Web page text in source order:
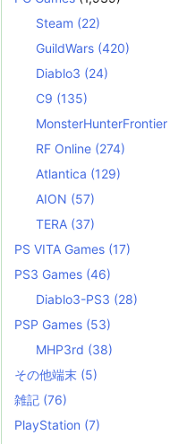
Steam (22)
GuildWars (420)
Diablo3 (24)
C9 (135)
MonsterHunterFrontier
RF Online (274)
Atlantica (129)
AION (57)
TERA (37)
PS VITA Games (17)
PS3 Games (46)
Diablo3-PS3 (28)
PSP Games (53)
MHP3rd (38)
その他端末 (5)
雑記 (76)
PlayStation (7)